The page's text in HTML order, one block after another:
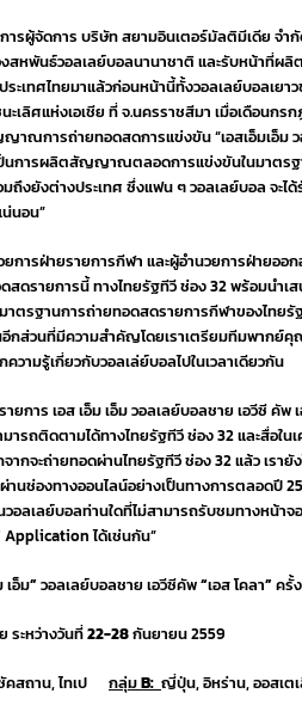
รผู้จัดการ บริษัท สยามอินเตอร์มัลติมีเดีย จำกั
สหพันธ์วอลเลย์บอลนานาชาติ และรับหน้าที่
ะเทศไทยมาแล้วก่อนหน้านี้ทั้งวอลเลย์บอลเย
ะเลิศแห่งเอเชีย ที่ จ.นครราชสีมา เมื่อเดือนก
ณการถ่ายทอดสดการแข่งขัน “เอสเอ็มเอ็ม ว
นการผลิตสัญญาณตลอดการแข่งขันในมาตรฐ
มถึงยังต่างประเทศ ซึ่งแฟน ๆ วอลเลย์บอล จ
นอน”
รฝ่ายรายการกีฬา และผู้อำนวยการฝ่ายออก
สดรายการนี้ ทางไทยรัฐทีวี ช่อง 32 พร้อมนํา
าตรฐานการถ่ายทอดสดรายการกีฬาของไท
กส่วนที่มีความสําคัญโดยเราเตรียมทีมพากย์คุ
วามรู้เกี่ยวกับวอลเล่ย์บอลไปในเวลาเดียวกัน
การ เอส เอ็ม เอ็ม วอลเลย์บอลชาย เอวีซี คัพ
รถติดตามได้ทางไทยรัฐทีวี ช่อง 32 และสื่อใน
กจะถ่ายทอดผ่านไทยรัฐทีวี ช่อง 32 แล้ว เรา
านช่องทางออนไลน์อย่างเป็นทางการตลอดปี
ลเลย์บอลท่านใดที่ไม่สามารถรับชมทางหน้าจ
Application ได้เช่นกัน”
เอ็ม”วอลเลย์บอลชาย เอวีซีคัพ“เอส โคลา”ครั้
ระหว่างวันที่22-28กันยายน 2559
คสถาน, ไทเป กลุ่มB: ญี่ปุ่น, อิหร่าน, ออสเต